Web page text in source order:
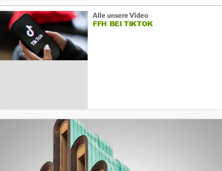
Alle unsere Video
FFH BEI TIKTOK